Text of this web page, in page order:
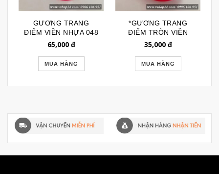
GƯƠNG TRANG
ĐIỂM VIỀN NHỰA 048
65,000đ
MUA HÀNG
*GƯƠNG TRANG
ĐIỂM TRÒN VIỀN
NHỰA GTD153
35,000đ
MUA HÀNG